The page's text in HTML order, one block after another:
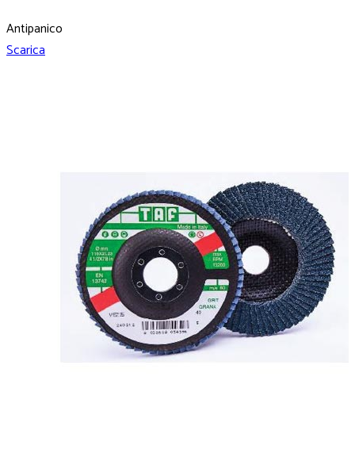
Antipanico
Scarica